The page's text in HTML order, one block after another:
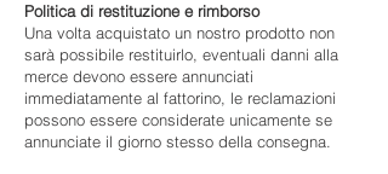
Politica di restituzione e rimborso
Una volta acquistato un nostro prodotto non
sarà possibile restituirlo, eventuali danni alla
merce devono essere annunciati
immediatamente al fattorino, le reclamazioni
possono essere considerate unicamente se
annunciate il giorno stesso della consegna.